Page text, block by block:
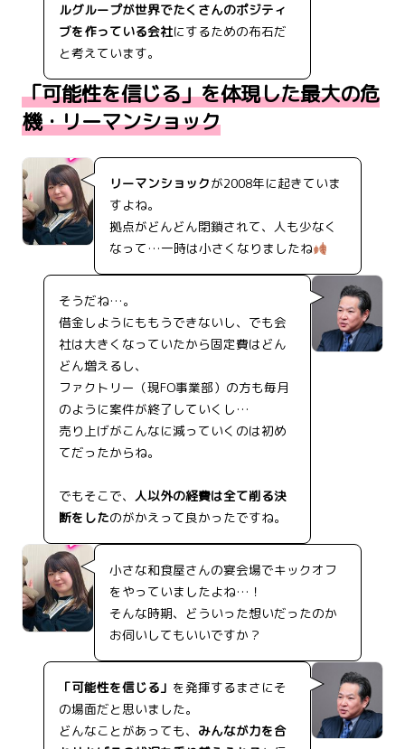
ルグループが世界でたくさんのポジティ
ブを作っている会社にするための布石だ
と考えています。
「可能性を信じる」を体現した最大の危
機・リーマンショック
リーマンショックが2008年に起きていま
すよね。
拠点がどんどん閉鎖されて、人も少なく
なって…一時は小さくなりましたね
そうだね…。
借金しようにももうできないし、でも会
社は大きくなっていたから固定費はどん
どん増えるし、
ファクトリー（現FO事業部）の方も毎月
のように案件が終了していくし…
売り上げがこんなに減っていくのは初め
てだったからね。
でもそこで、 人以外の経費は全て削る決
断をしたのがかえって良かったですね。
小さな和食屋さんの宴会場でキックオフ
をやっていましたよね…！
そんな時期、どういった想いだったのか
お伺いしてもいいですか？
「可能性を信じる」 を発揮するまさにそ
の場面だと思いました。
どんなことがあっても、 みんなが力を合